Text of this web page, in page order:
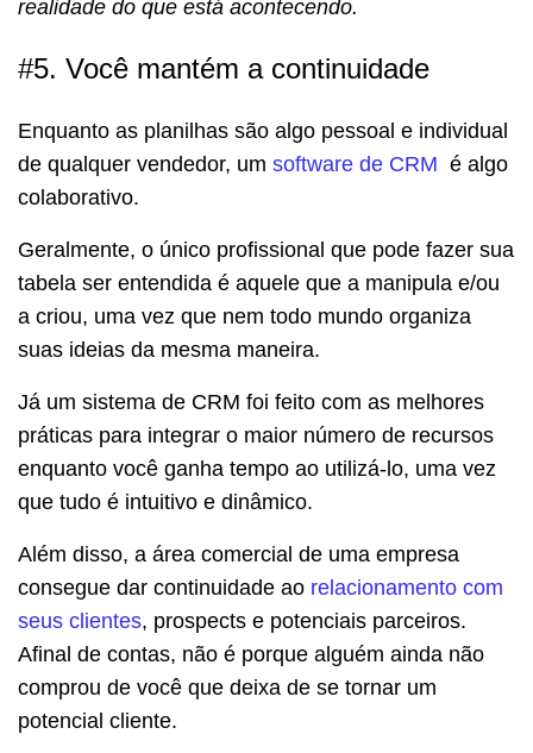
realidade do que está acontecendo.
#5. Você mantém a continuidade
Enquanto as planilhas são algo pessoal e individual
de qualquer vendedor, um software de CRM é algo
colaborativo.
Geralmente, o único profissional que pode fazer sua
tabela ser entendida é aquele que a manipula e/ou
a criou, uma vez que nem todo mundo organiza
suas ideias da mesma maneira.
Já um sistema de CRM foi feito com as melhores
práticas para integrar o maior número de recursos
enquanto você ganha tempo ao utilizá-lo, uma vez
que tudo é intuitivo e dinâmico.
Além disso, a área comercial de uma empresa
consegue dar continuidade ao relacionamento com
seus clientes, prospects e potenciais parceiros.
Afinal de contas, não é porque alguém ainda não
comprou de você que deixa de se tornar um
potencial cliente.